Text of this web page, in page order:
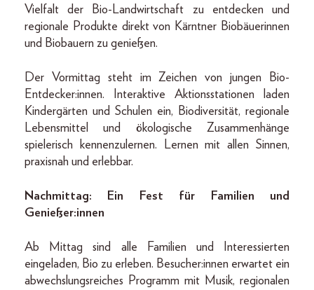
Vielfalt der Bio-Landwirtschaft zu entdecken und
regionale Produkte direkt von Kärntner Biobäuerinnen
und Biobauern zu genießen.
Der Vormittag steht im Zeichen von jungen Bio-
Entdecker:innen. Interaktive Aktionsstationen laden
Kindergärten und Schulen ein, Biodiversität, regionale
Lebensmittel und ökologische Zusammenhänge
spielerisch kennenzulernen. Lernen mit allen Sinnen,
praxisnah und erlebbar.
Nachmittag: Ein Fest für Familien und
Genießer:innen
Ab Mittag sind alle Familien und Interessierten
eingeladen, Bio zu erleben. Besucher:innen erwartet ein
abwechslungsreiches Programm mit Musik, regionalen